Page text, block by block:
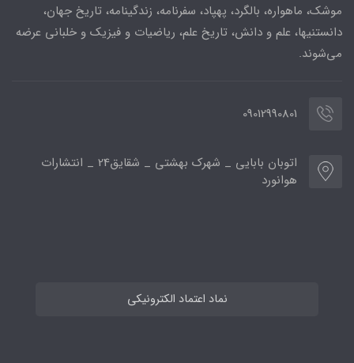
موشک، ماهواره، بالگرد، پهپاد، سفرنامه، زندگینامه، تاریخ جهان،
دانستنیها، علم و دانش، تاریخ علم، ریاضیات و فیزیک و خلبانی عرضه
می‌شوند.
09012990801
اتوبان بابایی _ شهرک بهشتی _ شقایق24 _ انتشارات
هوانورد
نماد اعتماد الکترونیکی